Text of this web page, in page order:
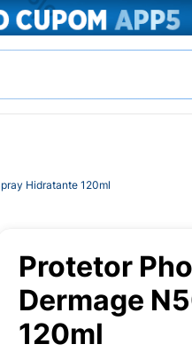
Hidratante 120ml
Protetor
Dermage
120ml